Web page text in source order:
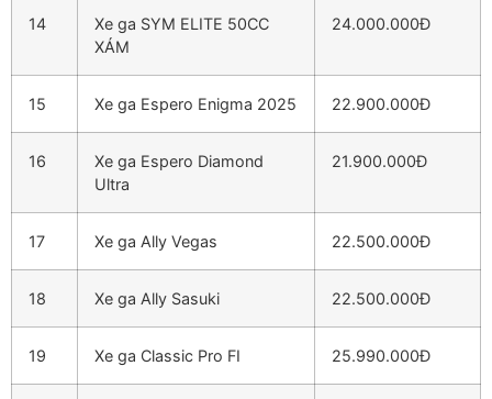
14
Xe ga SYM ELITE 50CC
XÁM
24.000.000Đ
15 Xe ga Espero Enigma 2025 22.900.000Đ
16
Xe ga Espero Diamond
Ultra
21.900.000Đ
17 Xe ga Ally Vegas 22.500.000Đ
18 Xe ga Ally Sasuki 22.500.000Đ
19 Xe ga Classic Pro FI 25.990.000Đ